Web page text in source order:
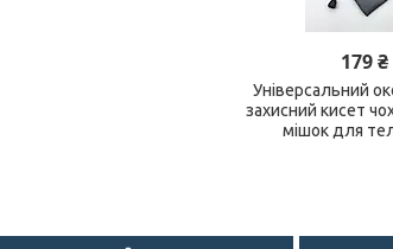
179 ₴
Універсальний
захисний кисет
мішок для